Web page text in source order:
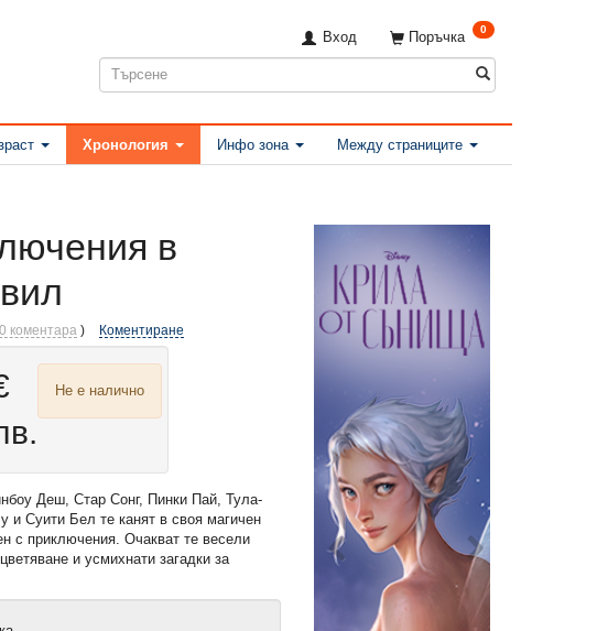
Поръчка 0
Вход
Хронология Инфо зона Между страниците
в
0 коментара Коментиране
Не е налично
Деш, Стар Сонг, Пинки Пай, Тула-
и Суити Бел те канят в своя магичен
с приключения. Очакват те весели
и усмихнати загадки за